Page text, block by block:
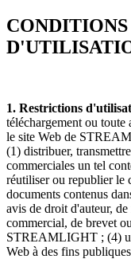
1. Restrictions
téléchargement ou
le site Web de
(1) distribuer,
commerciales un tel
réutiliser ou republier le
documents contenus
avis de droit d'auteur,
commercial, de brevet
STREAMLIGHT ; (4)
Web à des fins